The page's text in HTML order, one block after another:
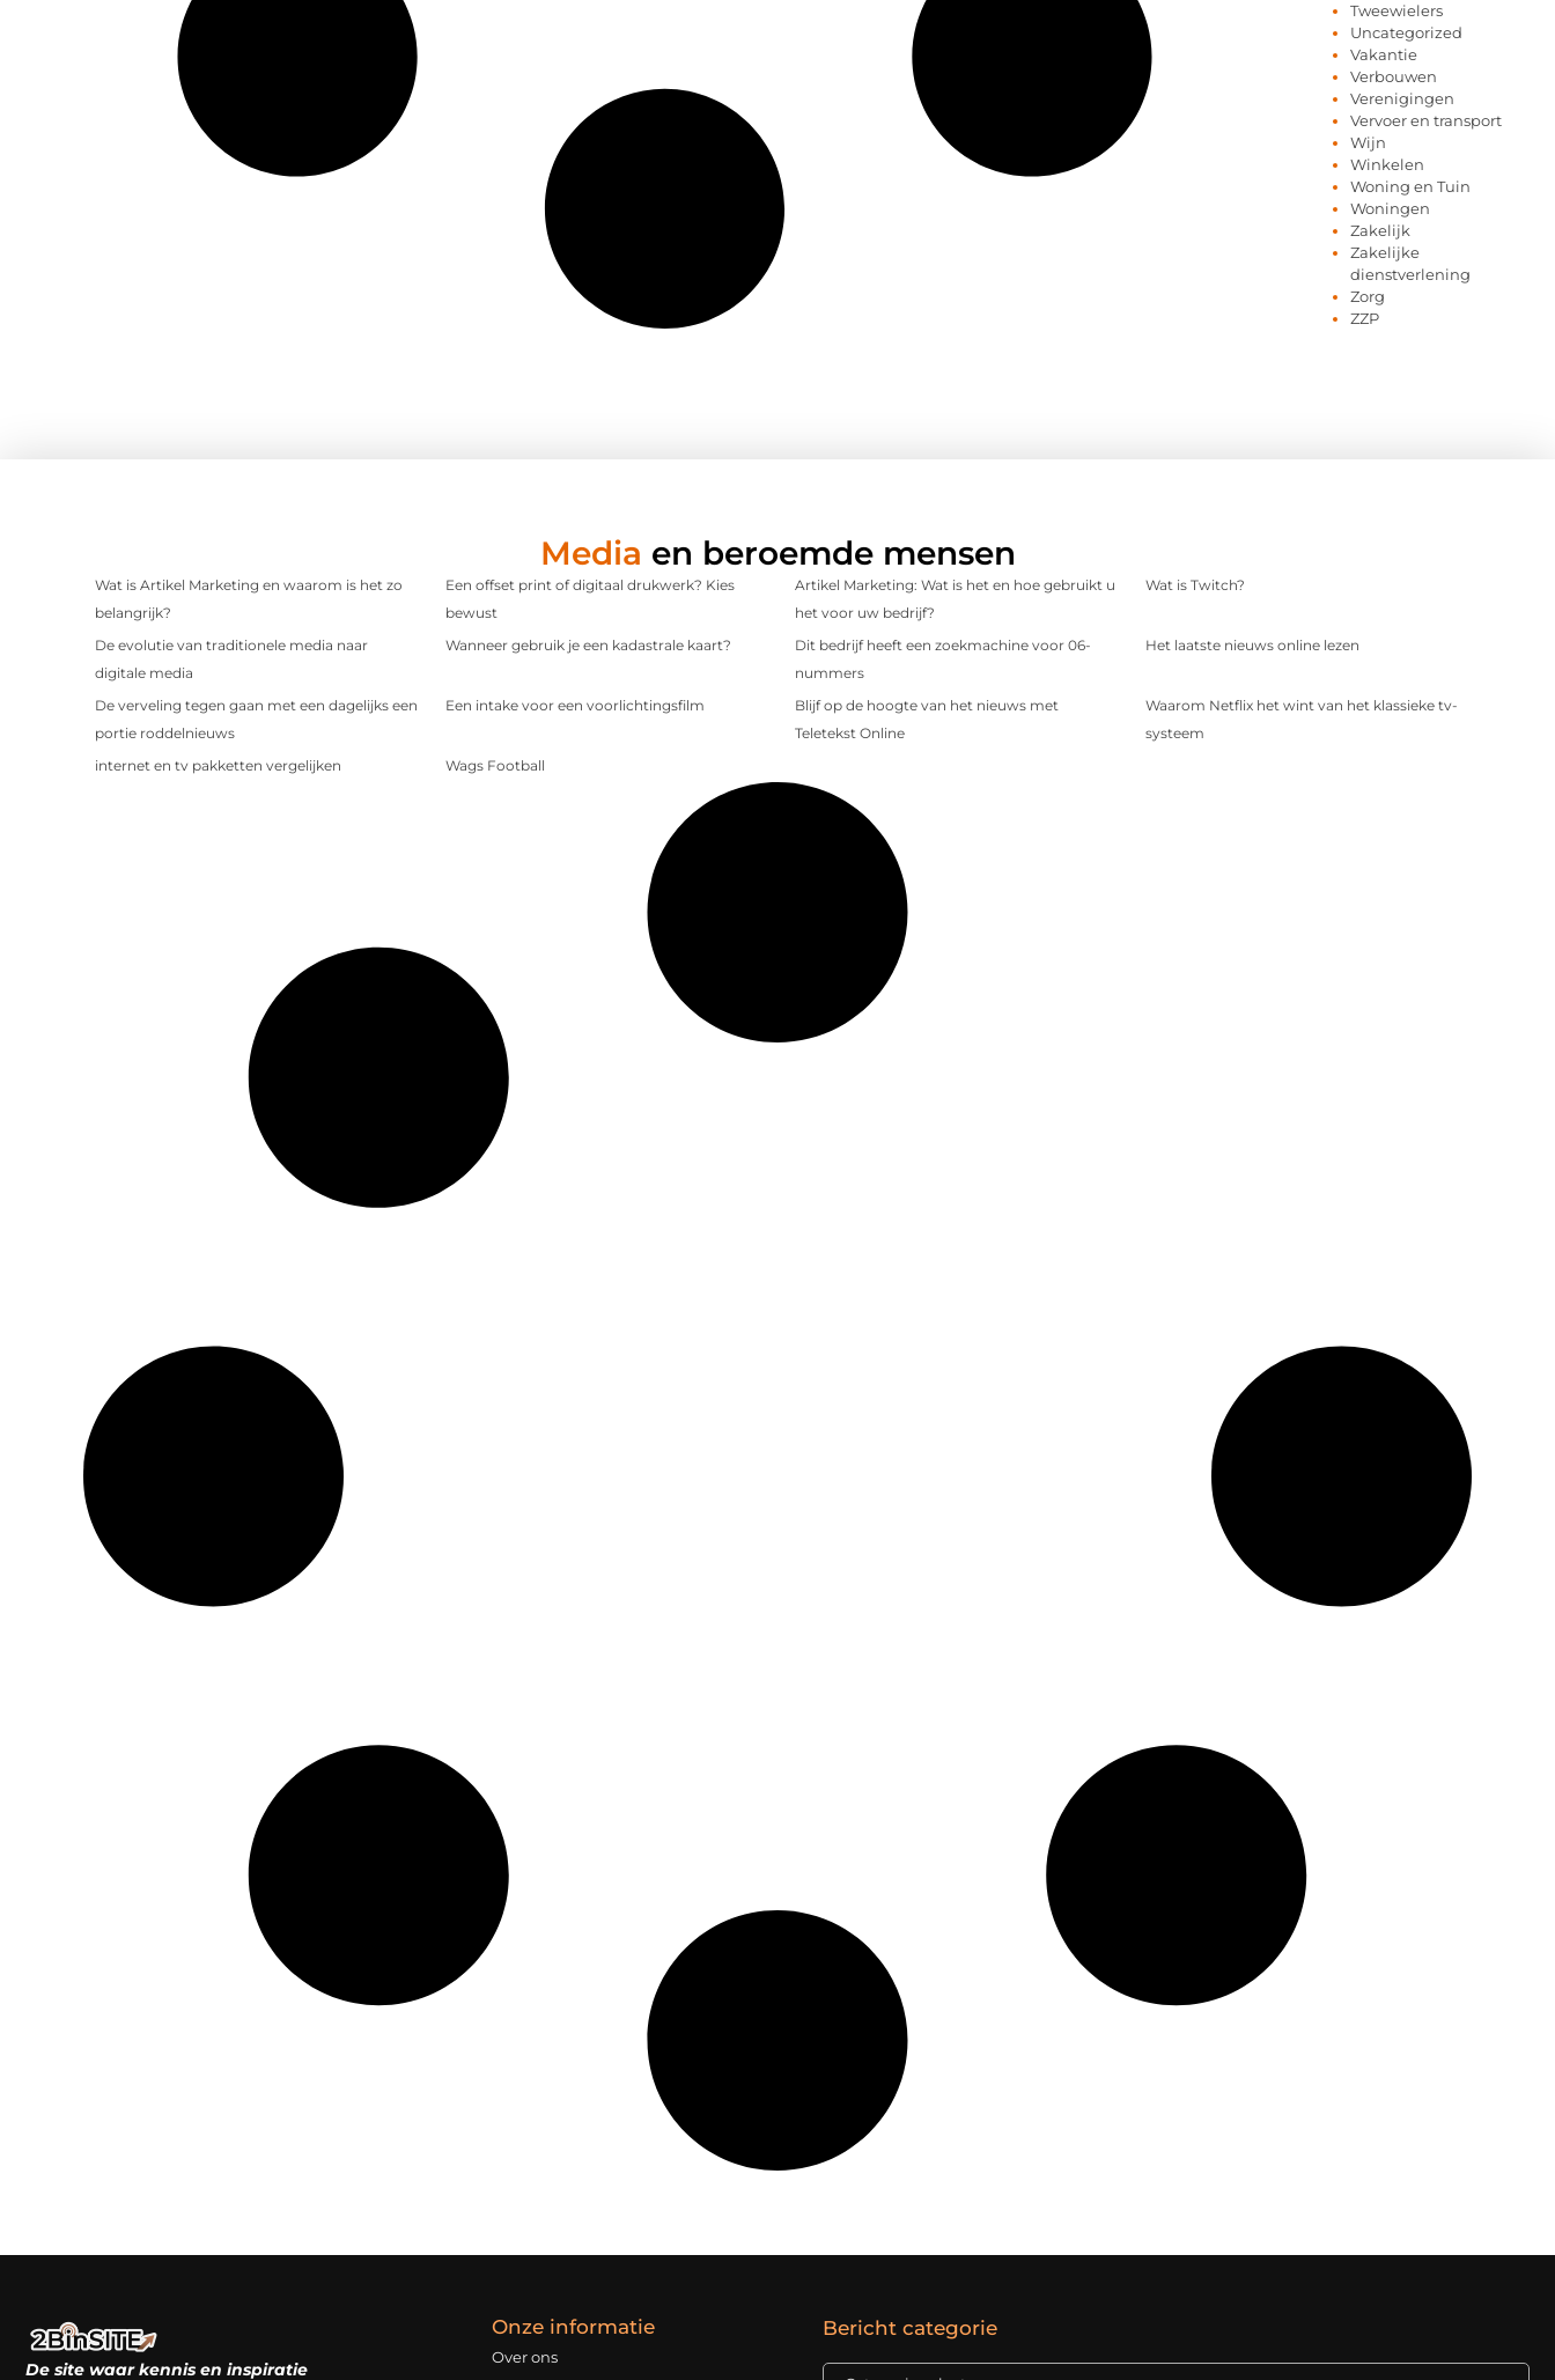
Tweewielers
Uncategorized
Vakantie
Verbouwen
Verenigingen
Vervoer en transport
Wijn
Winkelen
Woning en Tuin
Woningen
Zakelijk
Zakelijke
dienstverlening
Zorg
ZZP
Media en beroemde mensen
Wat is Artikel Marketing en waarom is het zo
belangrijk?
Een offset print of digitaal drukwerk? Kies
bewust
Artikel Marketing: Wat is het en hoe gebruikt u
het voor uw bedrijf?
Wat is Twitch?
De evolutie van traditionele media naar
digitale media
Wanneer gebruik je een kadastrale kaart?
Dit bedrijf heeft een zoekmachine voor 06-
nummers
Het laatste nieuws online lezen
De verveling tegen gaan met een dagelijks een
portie roddelnieuws
Een intake voor een voorlichtingsfilm
Blijf op de hoogte van het nieuws met
Teletekst Online
Waarom Netflix het wint van het klassieke tv-
systeem
internet en tv pakketten vergelijken
Wags Football
De site waar kennis en inspiratie
Onze informatie
Over ons
Bericht categorie